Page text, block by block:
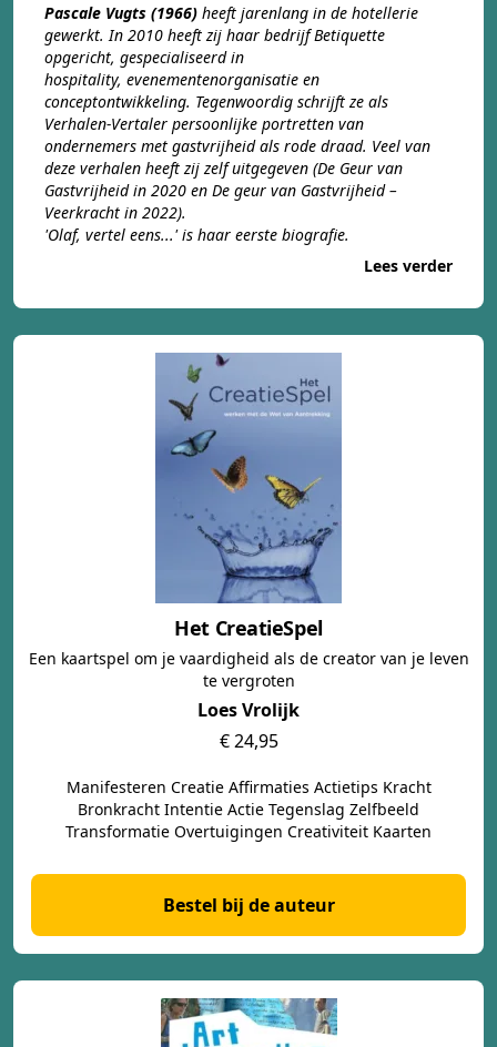
Pascale Vugts (1966) heeft jarenlang in de hotellerie
gewerkt. In 2010 heeft zij haar bedrijf Betiquette
opgericht, gespecialiseerd in
hospitality, evenementenorganisatie en
conceptontwikkeling. Tegenwoordig schrijft ze als
Verhalen-Vertaler persoonlijke portretten van
ondernemers met gastvrijheid als rode draad. Veel van
deze verhalen heeft zij zelf uitgegeven (De Geur van
Gastvrijheid in 2020 en De geur van Gastvrijheid –
Veerkracht in 2022).
'Olaf, vertel eens...' is haar eerste biografie.
Lees verder
Het CreatieSpel
Een kaartspel om je vaardigheid als de creator van je leven
te vergroten
Loes Vrolijk
€ 24,95
Manifesteren Creatie Affirmaties Actietips Kracht
Bronkracht Intentie Actie Tegenslag Zelfbeeld
Transformatie Overtuigingen Creativiteit Kaarten
Bestel bij de auteur